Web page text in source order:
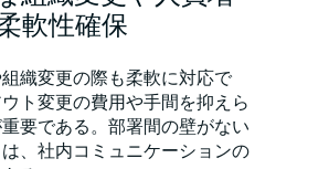
軟性確保
織変更の際も柔軟に対応で
ト変更の費用や手間を抑えら
要である。部署間の壁がない
、社内コミュニケーションの